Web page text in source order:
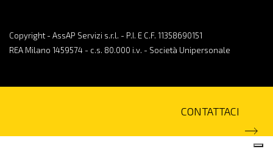
Copyright - AssAP Servizi s.r.l. - P.I. E C.F. 11358690151
REA Milano 1459574 - c.s. 80.000 i.v. - Società Unipersonale
CONTATTACI